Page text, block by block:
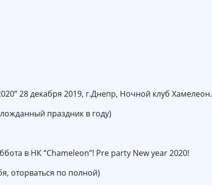
28 декабря 2019, г.Днепр, Ночной клуб Хамелеон.
праздник в году)
в НК “Chameleon”! Pre party New year 2020!
оторваться по полной)